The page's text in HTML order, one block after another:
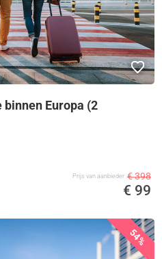
Europa (2
Prijs van aanbieder € 398
€ 99
54%